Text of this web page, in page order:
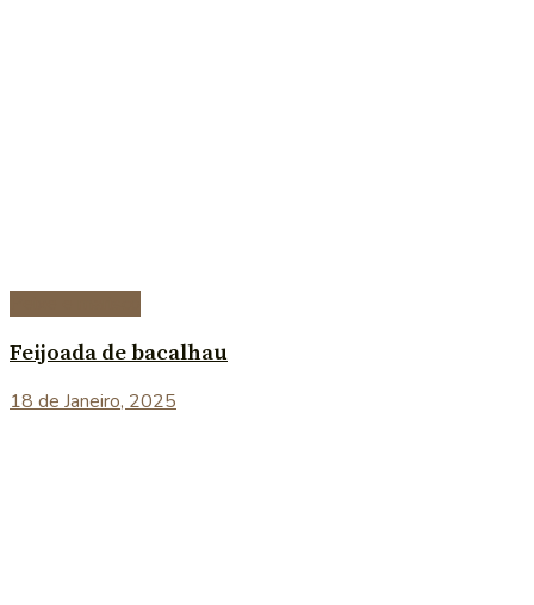
Feijoada de bacalhau
18 de Janeiro, 2025